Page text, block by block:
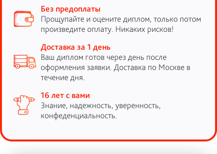
Без предоплаты
Прощупайте и оцените диплом, только потом
произведите оплату. Никаких рисков!
Доставка за 1 день
Ваш диплом готов через день после
оформления заявки. Доставка по Москве в
течение дня.
16 лет с вами
Знание, надежность, уверенность,
конфеденциальность.